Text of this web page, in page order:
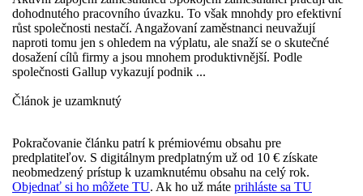
dohodnutého pracovního úvazku. To však mnohdy pro efektivní
růst společnosti nestačí. Angažovaní zaměstnanci neuvažují
naproti tomu jen s ohledem na výplatu, ale snaží se o skutečné
dosažení cílů firmy a jsou mnohem produktivnější. Podle
společnosti Gallup vykazují podnik ...
Článok je uzamknutý
Pokračovanie článku patrí k prémiovému obsahu pre
predplatiteľov. S digitálnym predplatným už od 10 € získate
neobmedzený prístup k uzamknutému obsahu na celý rok.
Objednať si ho môžete TU. Ak ho už máte prihláste sa TU